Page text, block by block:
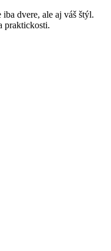
dvere, ale aj váš štýl.
praktickosti.